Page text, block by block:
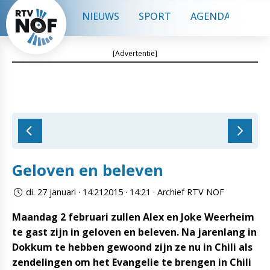
NIEUWS SPORT AGENDA
[Advertentie]
Geloven en beleven
di. 27 januari · 14:212015 · 14:21 · Archief RTV NOF
Maandag 2 februari zullen Alex en Joke Weerheim
te gast zijn in geloven en beleven. Na jarenlang in
Dokkum te hebben gewoond zijn ze nu in Chili als
zendelingen om het Evangelie te brengen in Chili